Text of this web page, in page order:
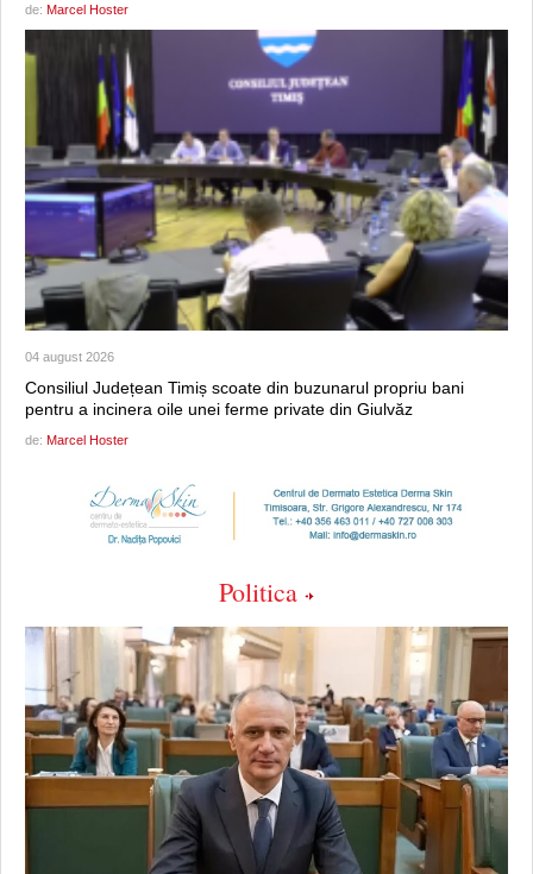
de: Marcel Hoster
04 august 2026
Consiliul Județean Timiș scoate din buzunarul propriu bani
pentru a incinera oile unei ferme private din Giulvăz
de: Marcel Hoster
Politica